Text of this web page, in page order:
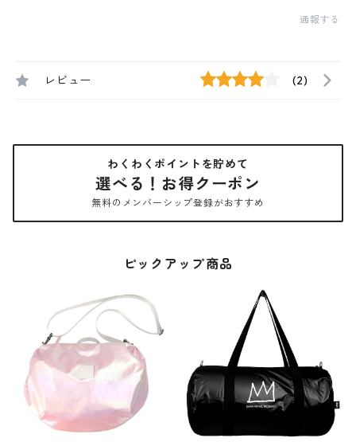
通報する
レビュー (2)
わくわくポイントを貯めて
選べる！お得クーポン
無料のメンバーシップ登録がおすすめ
ピックアップ商品